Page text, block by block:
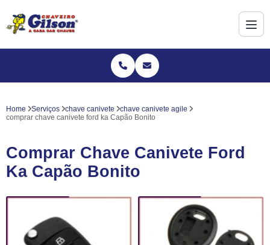
Home Serviços chave canivete
chave canivete agile
comprar chave canivete ford ka Capão Bonito
Comprar Chave Canivete Ford
Ka Capão Bonito